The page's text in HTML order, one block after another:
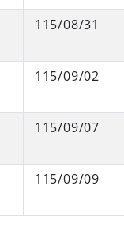
115/08/31
115/09/02
115/09/07
115/09/09